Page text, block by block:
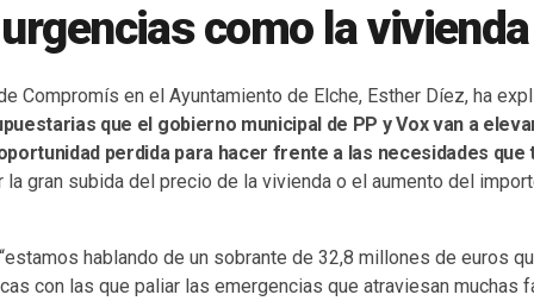
como la vivienda
Compromís en el Ayuntamiento de Elche, Esther Díez, ha
que el gobierno municipal de PP y Vox van a
perdida para hacer frente a las necesidades que
la gran subida del precio de la vivienda o el aumento del
hablando de un sobrante de 32,8 millones de euros
con las que paliar las emergencias que atraviesan muchas